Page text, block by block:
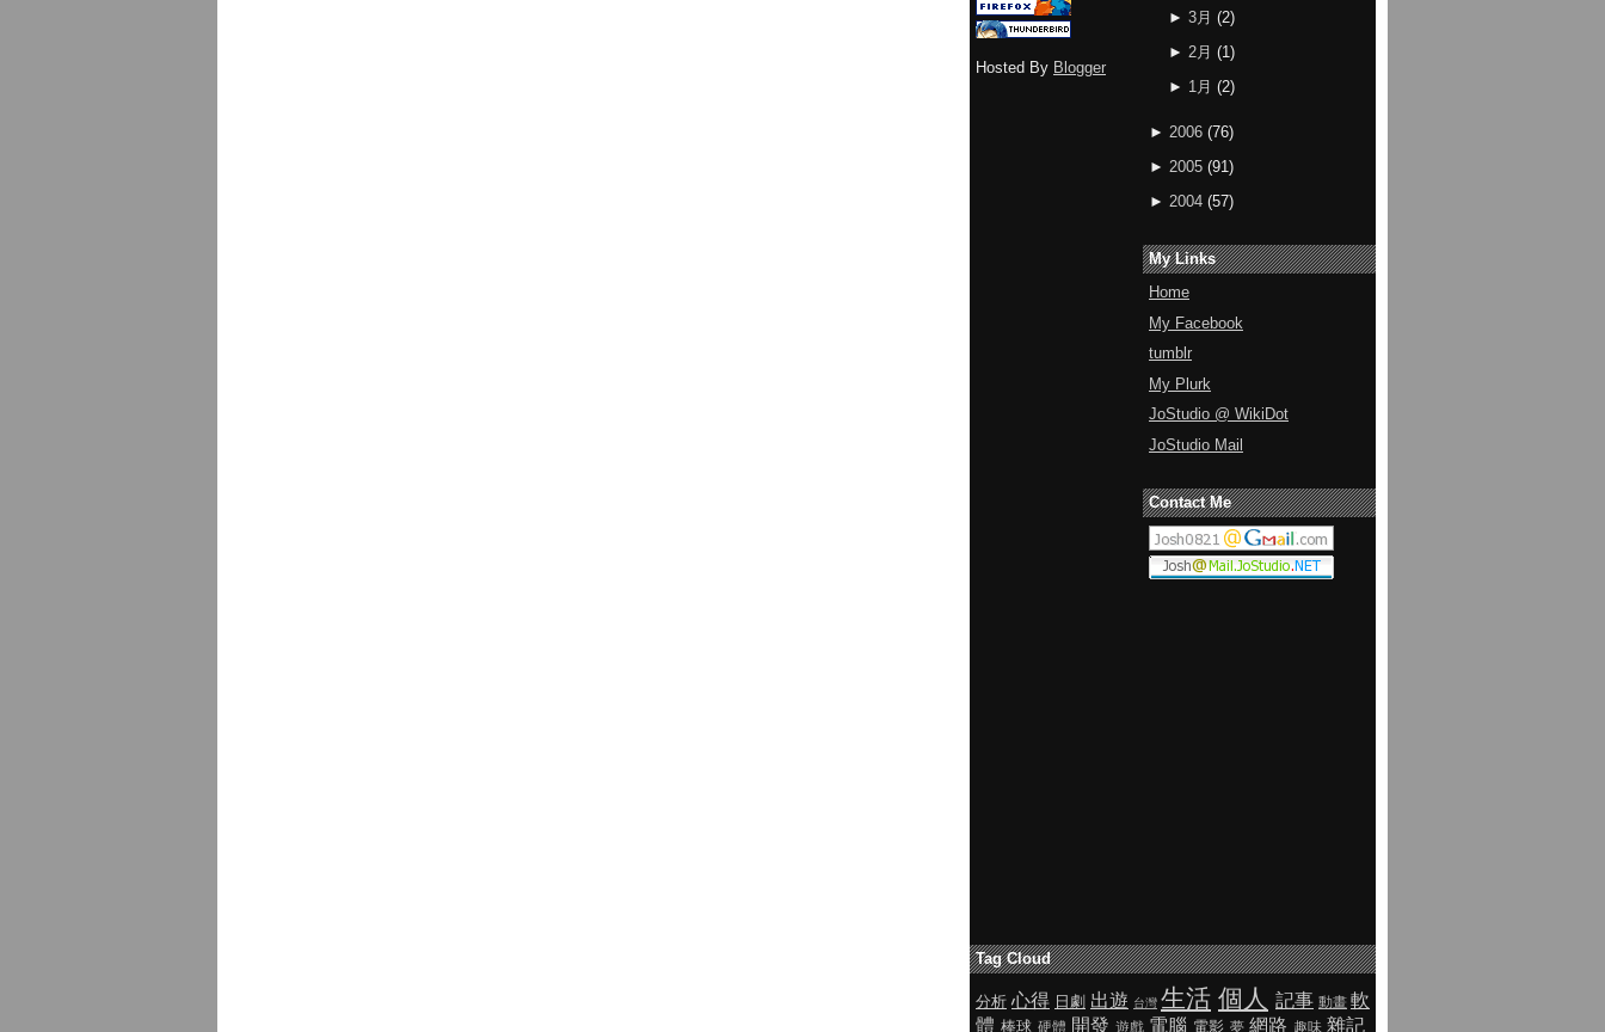
► 3月 (2)
► 2月 (1 )
► 1月 (2)
► 2006 (76)
► 2005 (91 )
► 2004 (57)
My Links
Home
My Facebook
tumblr
My Plurk
JoStudio @ WikiDot
JoStudio Mail
Contact Me
Hosted By Blogger
Tag Cloud
分析 心得 日劇 出遊 台灣 生活 個人 記事 動畫 軟
體 棒球 硬體 開發 遊戲 電腦 電影 夢 網路 趣味 雜記